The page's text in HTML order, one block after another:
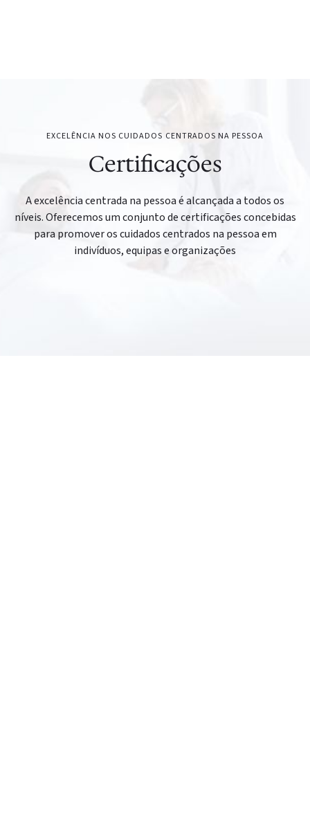
EXCELÊNCIA NOS CUIDADOS CENTRADOS NA PESSOA
Certificações
A excelência centrada na pessoa é alcançada a todos os
níveis. Oferecemos um conjunto de certificações concebidas
para promover os cuidados centrados na pessoa em
indivíduos, equipas e organizações